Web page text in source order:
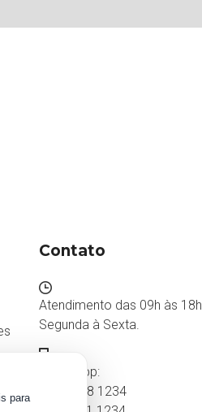
Contato
Atendimento das 09h às 18h
Segunda à Sexta.
WhatsApp:
(87) 2018 1234
para